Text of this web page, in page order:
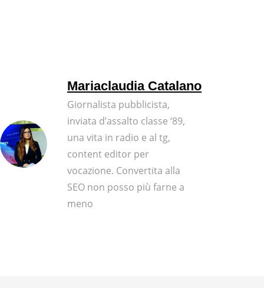
Mariaclaudia Catalano
Giornalista pubblicista,
inviata d’assalto classe ‘89,
una vita in radio e al tg,
content editor per
vocazione. Convertita alla
SEO non posso più farne a
meno